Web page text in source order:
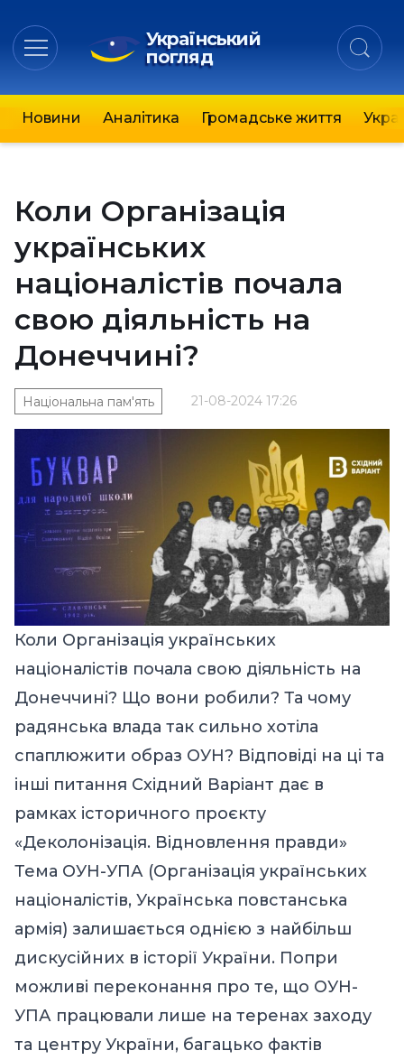
Український
погляд
Новини Аналітика Громадське життя
Коли Організація
українських
націоналістів почала
свою діяльність на
Донеччині?
21-08-2024 17:26
Національна пам'ять
Коли Організація українських
націоналістів почала свою діяльність на
Донеччині? Що вони робили? Та чому
радянська влада так сильно хотіла
спаплюжити образ ОУН? Відповіді на ці та
інші питання Східний Варіант дає в
рамках історичного проєкту
«Деколонізація. Відновлення правди»
Тема ОУН-УПА (Організація українських
націоналістів, Українська повстанська
армія) залишається однією з найбільш
дискусійних в історії України. Попри
можливі переконання про те, що ОУН-
УПА працювали лише на теренах заходу
та центру України, багацько фактів